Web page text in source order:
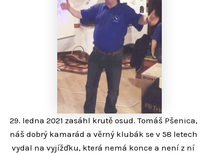
29. ledna 2021 zasáhl krutě osud. Tomáš Pšenica,
náš dobrý kamarád a věrný klubák se v 58 letech
vydal na vyjížďku, která nemá konce a není z ní